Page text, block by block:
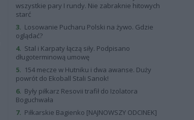
wszystkie pary I rundy. Nie zabraknie hitowych
starć
3. Losowanie Pucharu Polski na żywo. Gdzie
oglądać?
4. Stal i Karpaty łączą siły. Podpisano
długoterminową umowę
5. 154 mecze w Hutniku i dwa awanse. Duży
powrót do Ekoball Stali Sanok!
6. Były piłkarz Resovii trafił do Izolatora
Boguchwała
7. Piłkarskie Bagienko [NAJNOWSZY ODCINEK]